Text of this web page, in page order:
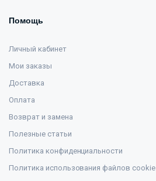
Помощь
Личный кабинет
Мои заказы
Доставка
Оплата
Возврат и замена
Полезные статьи
Политика конфиденциальности
Политика использования файлов cookie